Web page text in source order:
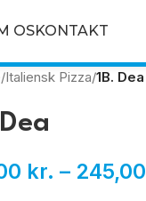
OSKONTAKT
/Italiensk Pizza/1B. Dea
kr. – 245,00